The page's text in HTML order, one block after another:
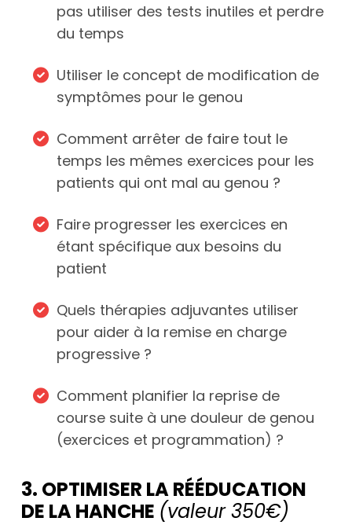
pas utiliser des tests inutiles et perdre
du temps
Utiliser le concept de modification de
symptômes pour le genou
Comment arrêter de faire tout le
temps les mêmes exercices pour les
patients qui ont mal au genou ?
Faire progresser les exercices en
étant spécifique aux besoins du
patient
Quels thérapies adjuvantes utiliser
pour aider à la remise en charge
progressive ?
Comment planifier la reprise de
course suite à une douleur de genou
(exercices et programmation) ?
3. OPTIMISER LA RÉÉDUCATION
DE LA HANCHE (valeur 350€)